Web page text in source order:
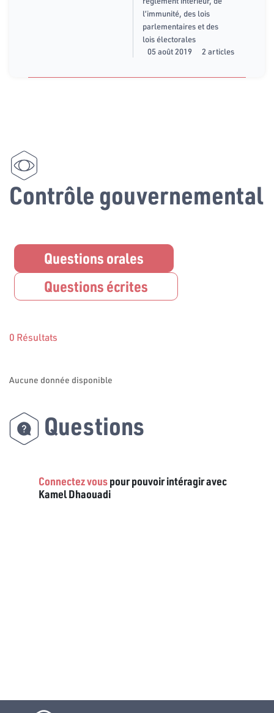
l’immunité, des lois
parlementaires et des
lois électorales
05 août 2019
2 articles
Contrôle gouvernemental
Questions orales
Questions écrites
0 Résultats
Aucune donnée disponible
Questions
Connectez vouspour pouvoir intéragir avec
Kamel Dhaouadi